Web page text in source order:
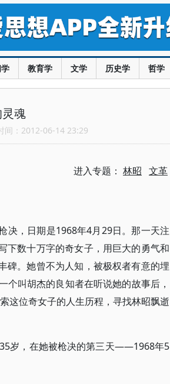
教育学 文学 历史学 哲学
魂
间：2012-06-14 23:29
进入专题： 林昭 文革
决，日期是1968年4月29日。那一天注
下数十万字的奇女子，用巨大的勇气和
碑。她曾不为人知，被极权者有意的埋
叫胡杰的良知者在听说她的故事后，
这位奇女子的人生历程，寻找林昭飘逝
岁，在她被枪决的第三天——1968年5